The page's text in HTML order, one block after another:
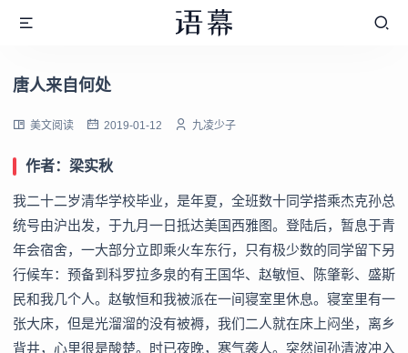
唐人来自何处
美文阅读 2019-01-12 九凌少子
作者：梁实秋
我二十二岁清华学校毕业，是年夏，全班数十同学搭乘杰克孙总
统号由沪出发，于九月一日抵达美国西雅图。登陆后，暂息于青
年会宿舍，一大部分立即乘火车东行，只有极少数的同学留下另
行候车：预备到科罗拉多泉的有王国华、赵敏恒、陈肇彰、盛斯
民和我几个人。赵敏恒和我被派在一间寝室里休息。寝室里有一
张大床，但是光溜溜的没有被褥，我们二人就在床上闷坐，离乡
背井，心里很是酸楚。时已夜晚，寒气袭人。突然间孙清波冲入